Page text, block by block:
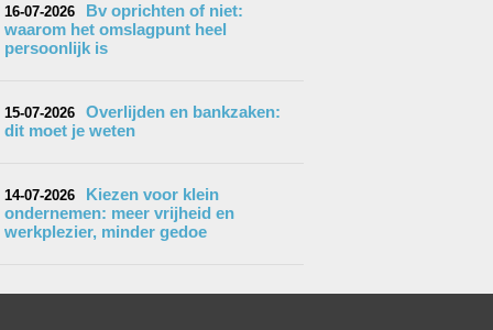
16-07-2026
Bv oprichten of niet:
waarom het omslagpunt heel
persoonlijk is
15-07-2026
Overlijden en bankzaken:
dit moet je weten
14-07-2026
Kiezen voor klein
ondernemen: meer vrijheid en
werkplezier, minder gedoe